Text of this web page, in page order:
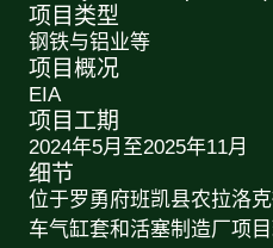
项目类型
钢铁与铝业等
项目概况
EIA
项目工期
2024年5月至2025年11月
细节
位于罗勇府班凯县农拉洛
车气缸套和活塞制造厂项